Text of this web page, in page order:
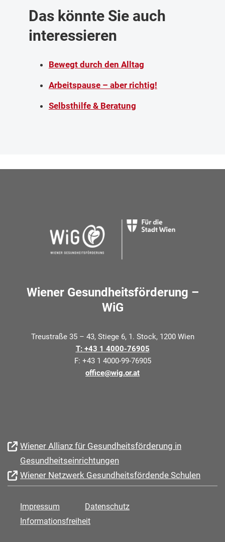
Das könnte Sie auch
interessieren
Bewegt durch den Alltag
Arbeitspause – aber richtig!
Selbsthilfe & Beratung
Wiener Gesundheitsförderung –
WiG
Treustraße 35 – 43, Stiege 6, 1. Stock, 1200 Wien
T: +43 1 4000-76905
F: +43 1 4000-99-76905
office@wig.or.at
Wiener Allianz für Gesundheitsförderung in
Gesundheitseinrichtungen
Wiener Netzwerk Gesundheitsfördende Schulen
Impressum
Datenschutz
Informationsfreiheit